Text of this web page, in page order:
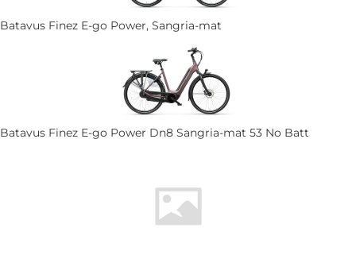
Batavus Finez E-go Power, Sangria-mat
Batavus Finez E-go Power Dn8 Sangria-mat 53 No Batt